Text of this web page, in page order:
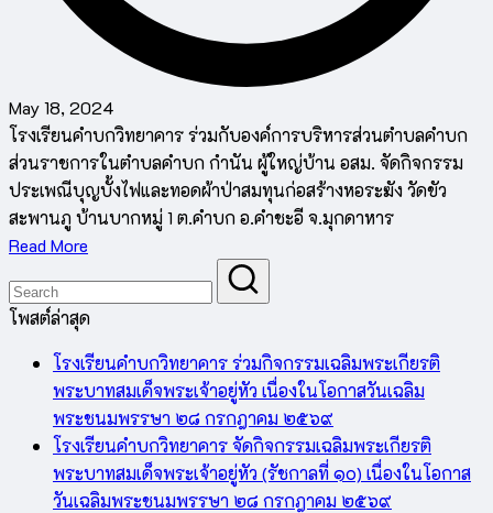
May 18, 2024
โรงเรียนคำบกวิทยาคาร ร่วมกับองค์การบริหารส่วนตำบลคำบก
ส่วนราชการในตำบลคำบก กำนัน ผู้ใหญ่บ้าน อสม. จัดกิจกรรม
ประเพณีบุญบั้งไฟและทอดผ้าป่าสมทุนก่อสร้างหอระฆัง วัดขัว
สะพานภู บ้านบากหมู่ 1 ต.คำบก อ.คำชะอี จ.มุกดาหาร
Read More
โพสต์ล่าสุด
โรงเรียนคำบกวิทยาคาร ร่วมกิจกรรมเฉลิมพระเกียรติ
พระบาทสมเด็จพระเจ้าอยู่หัว เนื่องในโอกาสวันเฉลิม
พระชนมพรรษา ๒๘ กรกฎาคม ๒๕๖๙
โรงเรียนคำบกวิทยาคาร จัดกิจกรรมเฉลิมพระเกียรติ
พระบาทสมเด็จพระเจ้าอยู่หัว (รัชกาลที่ ๑๐) เนื่องในโอกาส
วันเฉลิมพระชนมพรรษา ๒๘ กรกฎาคม ๒๕๖๙